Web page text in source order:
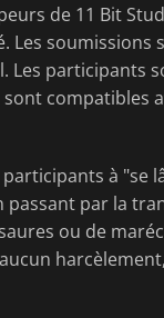
de 11 Bit
soumissions
Les participants
compatibles
à "se
passant par la
ou de